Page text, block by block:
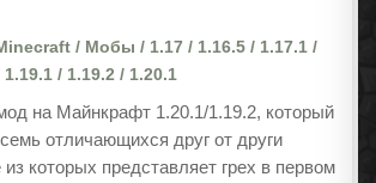
/ Мобы / 1.17 / 1.16.5 / 1.17.1 /
/ 1.19.2 / 1.20.1
на Майнкрафт 1.20.1/1.19.2, который
отличающихся друг от други
которых представляет грех в первом